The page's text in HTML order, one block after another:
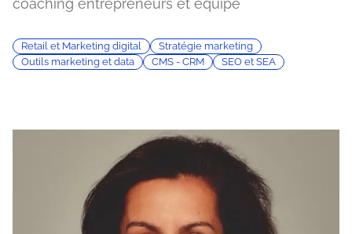
Retail et Marketing digital
Stratégie marketing
Outils marketing et data
CMS - CRM SEO et SEA